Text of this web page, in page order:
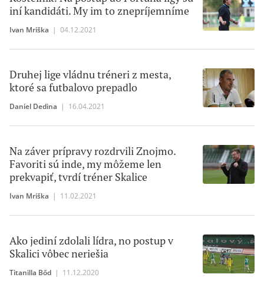
iní kandidáti. My im to znepríjemníme
Ivan Mriška | 04.12.2021
Druhej lige vládnu tréneri z mesta,
ktoré sa futbalovo prepadlo
Daniel Dedina | 16.04.2021
Na záver prípravy rozdrvili Znojmo.
Favoriti sú inde, my môžeme len
prekvapiť, tvrdí tréner Skalice
Ivan Mriška | 11.02.2021
Ako jediní zdolali lídra, no postup v
Skalici vôbec neriešia
Titanilla Bőd | 11.12.2020